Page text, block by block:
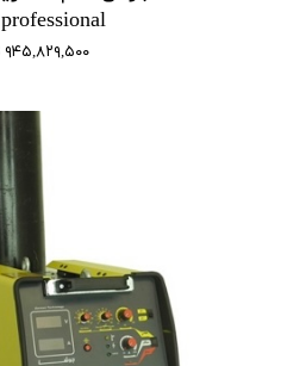
professional جوشا
۹۴۵,۸۲۹,۵۰۰ تومان